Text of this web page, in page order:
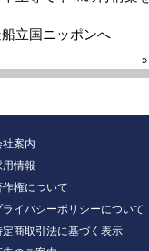
立国ニッポンへ
»
社案内
用情報
作権について
ライバシーポリシーについて
定商取引法に基づく表示